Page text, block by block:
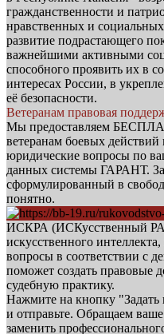
гражданственности и
нравственных и
развитие подрастающего
важнейшими активными
способного проявить их в
интересах России, в
её безопасности.
Ветеранам правовая
Мы предоставляем
ветеранам боевых
юридические вопросы по
данных системы ГАРАНТ.
сформулированный в
понятно.
ИСКРА (ИСКусственный
искусственного
вопросы в соответствии с
поможет создать правовые
судебную практику.
Нажмите на кнопку "Задать
и отправьте. Обращаем
заменить